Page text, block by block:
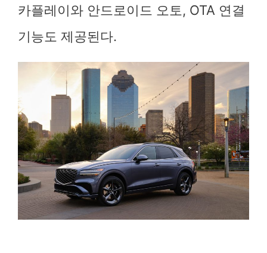
카플레이와 안드로이드 오토, OTA 연결
기능도 제공된다.